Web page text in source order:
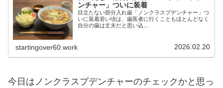
ンチャー」ついに装着
目立たない部分入れ歯「ノンクラスプデンチャー」つ
いに装着若い頃は、歯医者に行くこともほとんどなく
自分の歯は丈夫だと思い込...
startingover60.work 2026.02.20
今日はノンクラスプデンチャーのチェックかと思っ